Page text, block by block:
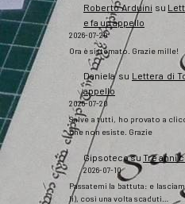
Roberto Arduini su
e fa un appello
2026-07-20
Ora è sistemato. Grazie mille!
Danielasu Lettera di
appello
2026-07-20
Salve a tutti, ho provato a
che non esiste. Grazie
Gipsotecosu Tre anni
2026-07-10
Passatemi la battuta: e
lì), così una volta scaduti…